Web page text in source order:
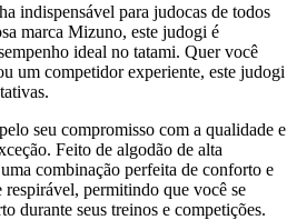
indispensável para judocas de todos
marca Mizuno, este judogi é
ideal no tatami. Quer você
um competidor experiente, este judogi
seu compromisso com a qualidade e
Feito de algodão de alta
combinação perfeita de conforto e
permitindo que você se
durante seus treinos e competições.